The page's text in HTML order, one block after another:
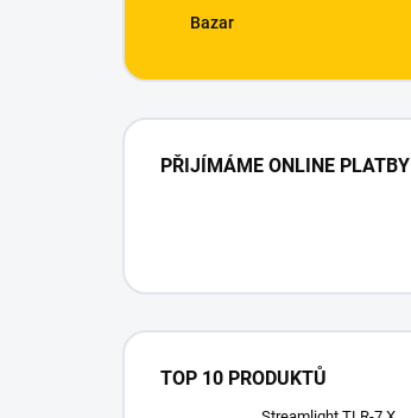
Bazar
PŘIJÍMÁME ONLINE PLATBY
TOP 10 PRODUKTŮ